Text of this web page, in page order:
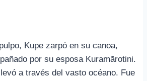
Kupe zarpó en su canoa,
por su esposa Kuramārotini.
a través del vasto océano. Fue